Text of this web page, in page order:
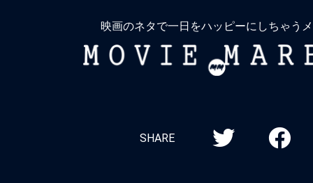
映画のネタで一日をハッピーにしちゃう
MOVIE
SHARE